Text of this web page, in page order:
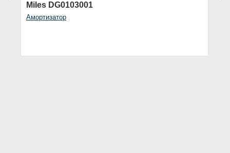
Miles DG0103001
Амортизатор